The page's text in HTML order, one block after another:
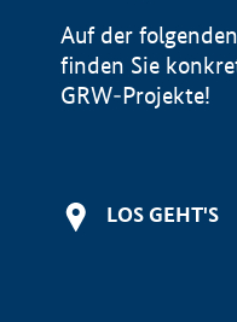
Auf der
finden Sie
GRW-Projekte!
LOS GEHT'S